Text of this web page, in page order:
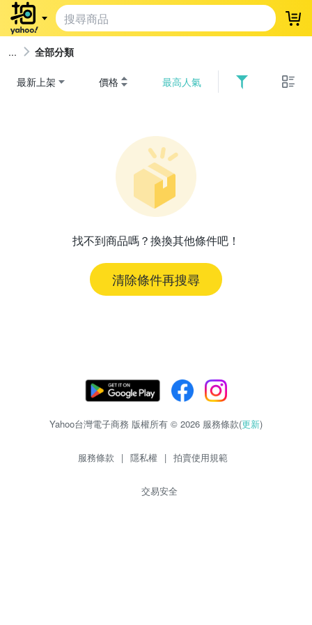
登
全部分類
最新上架 價格 最高人氣
找不到商品嗎？換換其他條件吧！
清除條件再搜尋
Yahoo台灣電子商務 版權所有 © 2026 服務條款(更新)
服務條款 | 隱私權 | 拍賣使用規範
交易安全